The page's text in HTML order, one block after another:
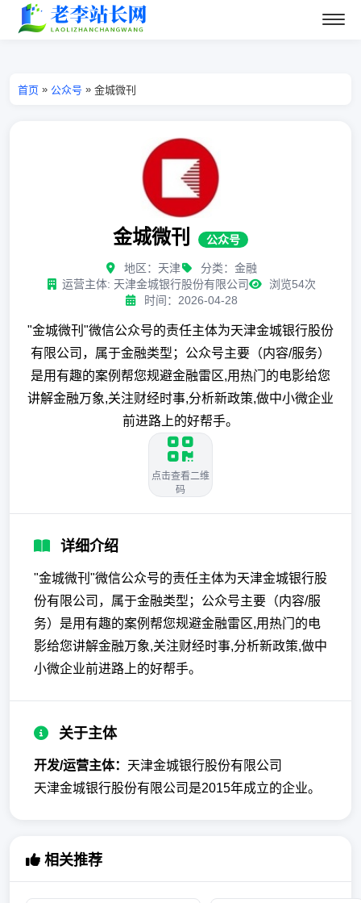
首页 » 公众号 » 金城微刊
金城微刊 公众号
地区：天津
分类：金融
运营主体: 天津金城银行股份有限公司
浏览54次
时间：2026-04-28
"金城微刊"微信公众号的责任主体为天津金城银行股份
有限公司，属于金融类型；公众号主要（内容/服务）
是用有趣的案例帮您规避金融雷区,用热门的电影给您
讲解金融万象,关注财经时事,分析新政策,做中小微企业
前进路上的好帮手。
点击查看二维
码
详细介绍
"金城微刊"微信公众号的责任主体为天津金城银行股
份有限公司，属于金融类型；公众号主要（内容/服
务）是用有趣的案例帮您规避金融雷区,用热门的电
影给您讲解金融万象,关注财经时事,分析新政策,做中
小微企业前进路上的好帮手。
关于主体
开发/运营主体： 天津金城银行股份有限公司
天津金城银行股份有限公司是2015年成立的企业。
相关推荐